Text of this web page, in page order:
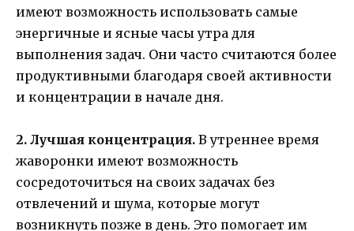
имеют возможность использовать самые
энергичные и ясные часы утра для
выполнения задач. Они часто считаются более
продуктивными благодаря своей активности
и концентрации в начале дня.
2. Лучшая концентрация. В утреннее время
жаворонки имеют возможность
сосредоточиться на своих задачах без
отвлечений и шума, которые могут
возникнуть позже в день. Это помогает им